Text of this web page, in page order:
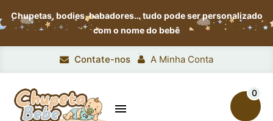
Chupetas, bodies, babadores…tudo pode ser personalizado
com o nome do bebê
Contate-nos A Minha Conta

0